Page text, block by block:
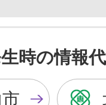
色
を
黒
色
色
を
青
色
時の情報